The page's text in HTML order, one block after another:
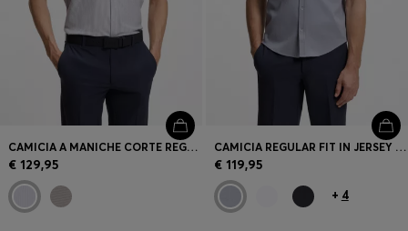
Trova negozio
Lingua (
CAMICIA A MANICHE CORTE REGULAR FIT IN PIQUÉ DI COTONE
€ 129,95
CAMICIA REGULAR FIT IN JERSEY DI COTONE RESISTENTE ALLE RUGHE
€ 119,95
+ 4